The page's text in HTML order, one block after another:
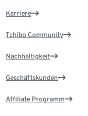
Karriere
Tchibo Community
Nachhaltigkeit
Geschäftskunden
Affiliate Programm